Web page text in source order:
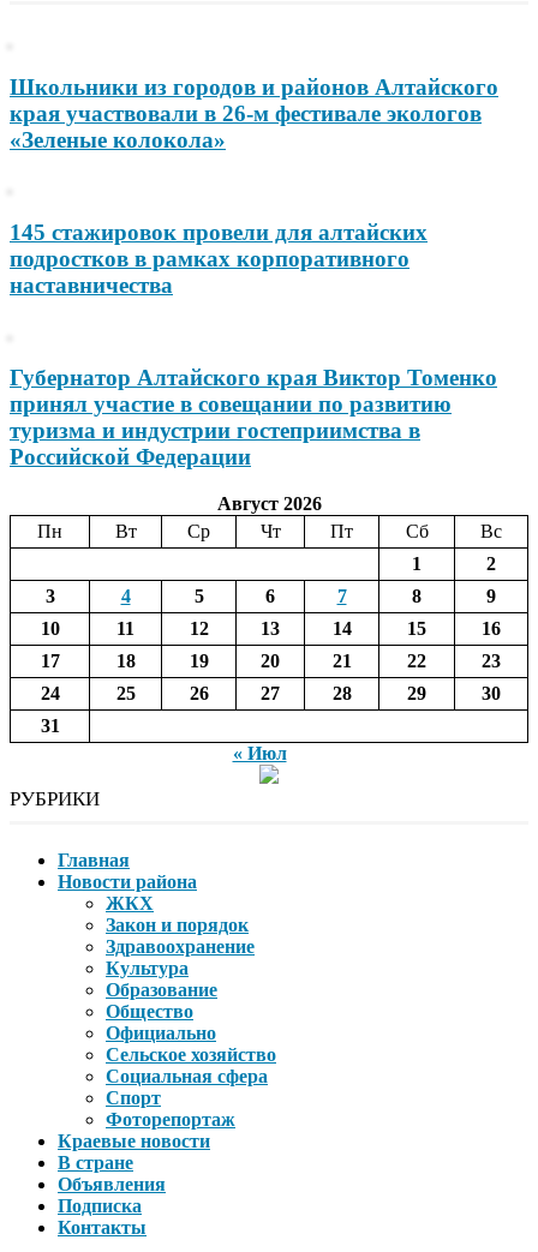
Школьники из городов и районов Алтайского
края участвовали в 26-м фестивале экологов
«Зеленые колокола»
145 стажировок провели для алтайских
подростков в рамках корпоративного
наставничества
Губернатор Алтайского края Виктор Томенко
принял участие в совещании по развитию
туризма и индустрии гостеприимства в
Российской Федерации
Август 2026
Пн
Вт Ср Чт Пт Сб
Вс
1
2
3
4 5 6 7 8
9
10
11 12 13 14 15
16
17
18 19 20 21 22
23
24
25 26 27 28 29
30
31
« Июл
РУБРИКИ
Главная
Новости района
ЖКХ
Закон и порядок
Здравоохранение
Культура
Образование
Общество
Официально
Сельское хозяйство
Социальная сфера
Спорт
Фоторепортаж
Краевые новости
В стране
Объявления
Подписка
Контакты